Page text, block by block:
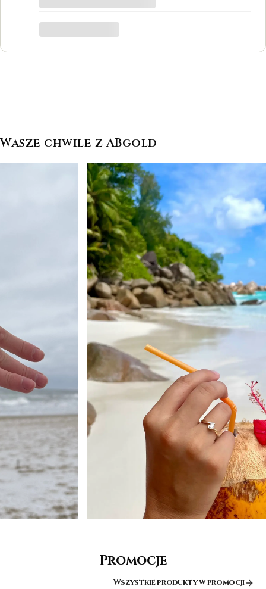
był to dla mnie bardzo ważny moment,
trafiłam w idealne miejsce.
Katarzyna Łącka
Wasze chwile z ABgold
Promocje
Wszystkie produkty w promocji